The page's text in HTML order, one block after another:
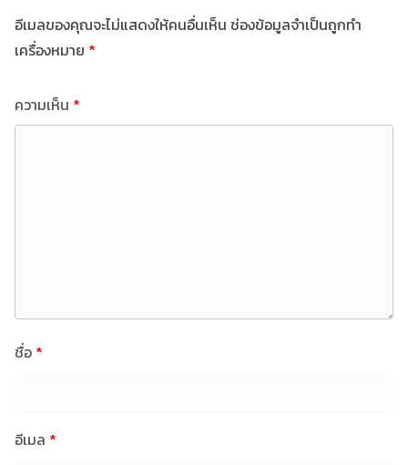
อีเมลของคุณจะไม่แสดงให้คนอื่นเห็น ช่องข้อมูลจำเป็นถูกทำ
เครื่องหมาย *
ความเห็น *
ชื่อ *
อีเมล *